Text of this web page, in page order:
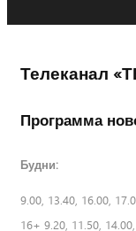
Телеканал
Программа
Будни:
9.00, 13.40, 16.00,
16+ 9.20, 11.50,